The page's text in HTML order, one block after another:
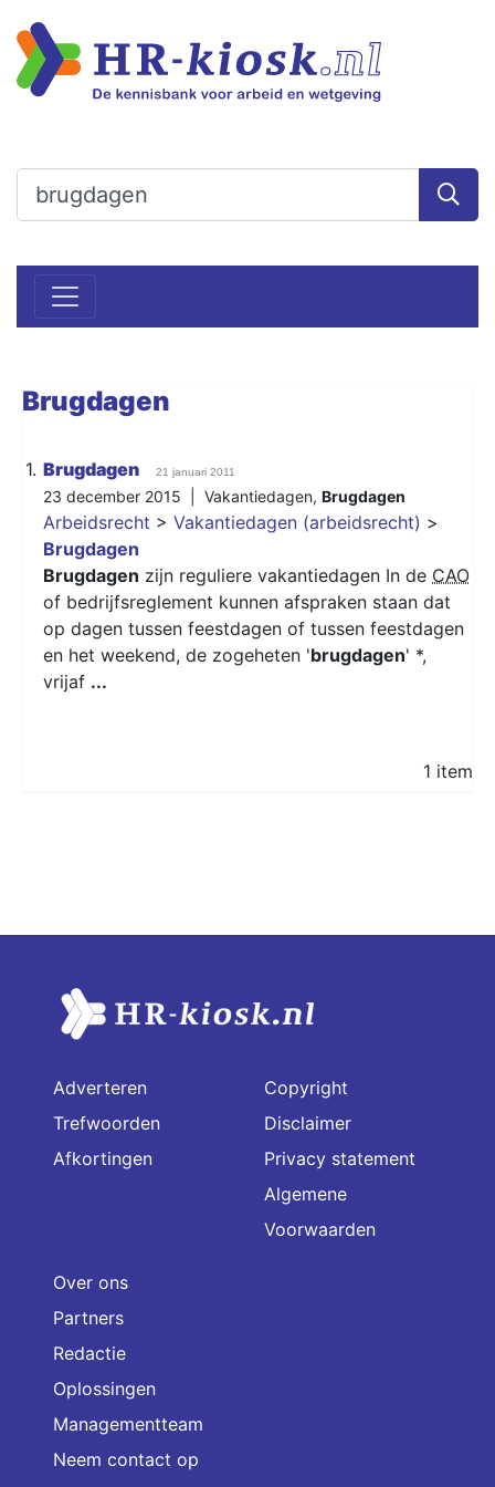
Brugdagen
1. Brugdagen 21 januari 2011
23 december 2015 | Vakantiedagen, Brugdagen
Arbeidsrecht > Vakantiedagen (arbeidsrecht) >
Brugdagen
Brugdagen zijn reguliere vakantiedagen In de CAO
of bedrijfsreglement kunnen afspraken staan dat
op dagen tussen feestdagen of tussen feestdagen
en het weekend, de zogeheten 'brugdagen' *,
vrijaf ...
1 item
Adverteren
Trefwoorden
Afkortingen
Copyright
Disclaimer
Privacy statement
Algemene
Voorwaarden
Over ons
Partners
Redactie
Oplossingen
Managementteam
Neem contact op